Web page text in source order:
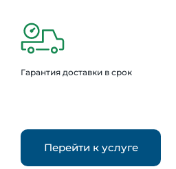
Гарантия доставки в срок
Перейти к услуге